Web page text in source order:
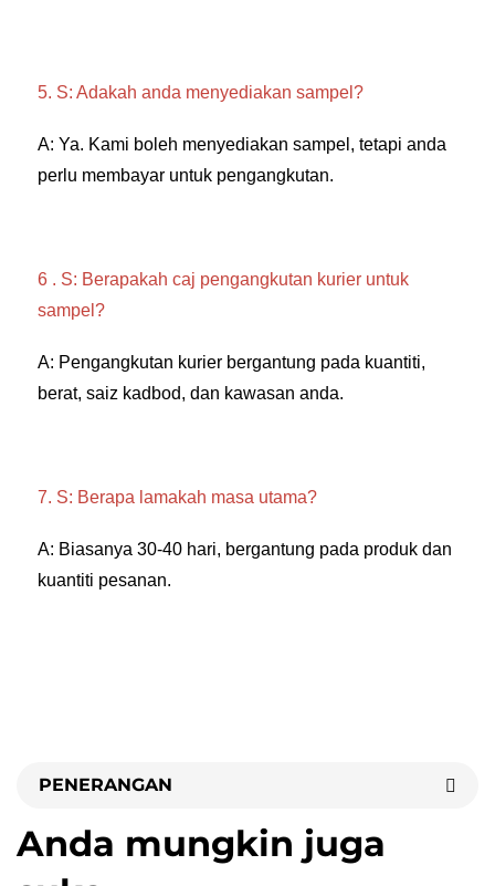
5. S: Adakah anda menyediakan sampel?
A: Ya. Kami boleh menyediakan sampel, tetapi anda
perlu membayar untuk pengangkutan.
6 . S: Berapakah caj pengangkutan kurier untuk
sampel?
A: Pengangkutan kurier bergantung pada kuantiti,
berat, saiz kadbod, dan kawasan anda.
7. S: Berapa lamakah masa utama?
A: Biasanya 30-40 hari, bergantung pada produk dan
kuantiti pesanan.
PENERANGAN
Anda mungkin juga